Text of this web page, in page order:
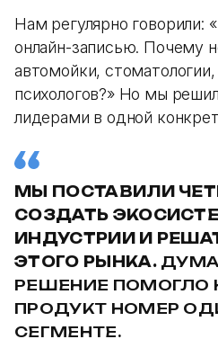
Нам регулярно говорили:
онлайн-записью. Почему
автомойки, стоматологии,
психологов?» Но мы
лидерами в одной
МЫ ПОСТАВИЛИ
СОЗДАТЬ
ИНДУСТРИИ И
ЭТОГО РЫНКА.
РЕШЕНИЕ ПОМОГЛО
ПРОДУКТ НОМЕР
СЕГМЕНТЕ.